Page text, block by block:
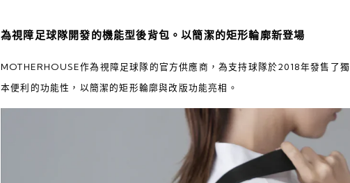
為視障足球隊開發的機能型後背包。以簡潔的矩形輪廓新登場
MOTHERHOUSE作為視障足球隊的官方供應商，為支持球隊於2018年發售了
本便利的功能性，以簡潔的矩形輪廓與改版功能亮相。